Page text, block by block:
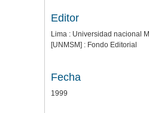
Editor
Lima : Universidad nacional
[UNMSM] : Fondo Editorial
Fecha
1999